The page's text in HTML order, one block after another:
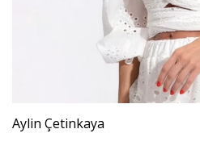
Aylin Çetinkaya